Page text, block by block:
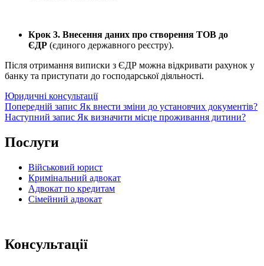
Крок 3. Внесення даних про створення ТОВ до
ЄДР (єдиного державного реєстру).
Після отримання виписки з ЄДР можна відкривати рахунок у
банку та приступати до господарської діяльності.
Категорії
Юридичні консультації
Навігація
записів
Попередній
запис
Попередній запис Як внести зміни до установчих документів?
Наступний
Наступний запис Як визначити місце проживання дитини?
Послуги
Військовий юрист
Кримінальний адвокат
Адвокат по кредитам
Сімейний адвокат
Консультації